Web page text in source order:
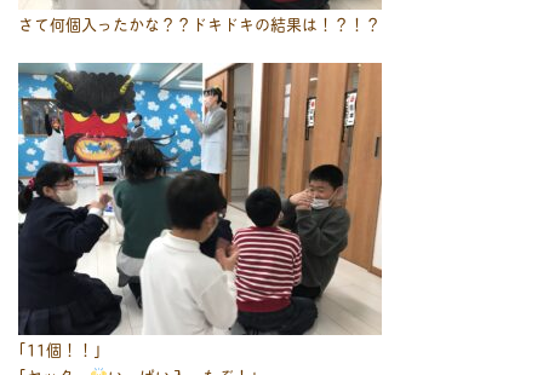
さて何個入ったかな？？ドキドキの結果は！？！？
｢11個！！｣